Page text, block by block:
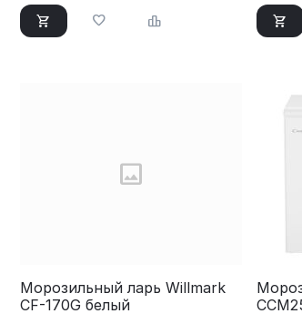
Морозильный ларь Willmark
CF-170G белый